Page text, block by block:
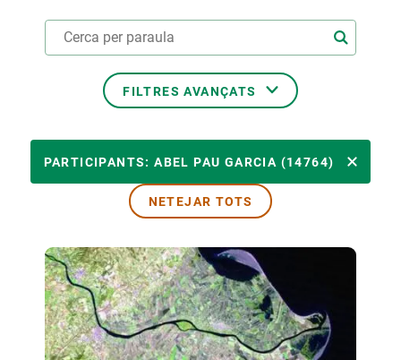
FILTRES AVANÇATS
TEMES TRANSVERSALS
LIDERAT PER
PARTICIPANTS
PARTICIPANTS: ABEL PAU GARCIA (14764)
NETEJAR TOTS